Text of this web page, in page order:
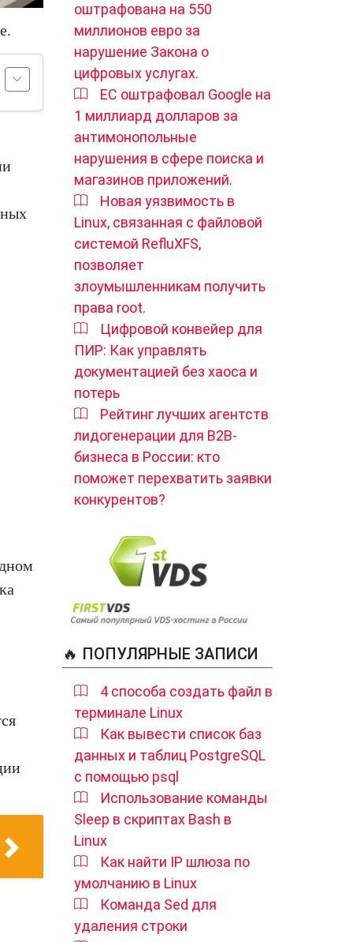
оштрафована на 550
миллионов евро за
нарушение Закона о
цифровых услугах.
ЕС оштрафовал Google на
1 миллиард долларов за
антимонопольные
нарушения в сфере поиска и
магазинов приложений.
Новая уязвимость в
Linux, связанная с файловой
системой RefluXFS,
позволяет
злоумышленникам получить
права root.
Цифровой конвейер для
ПИР: Как управлять
документацией без хаоса и
потерь
Рейтинг лучших агентств
лидогенерации для B2B-
бизнеса в России: кто
поможет перехватить заявки
конкурентов?
🔥 ПОПУЛЯРНЫЕ ЗАПИСИ
4 способа создать файл в
терминале Linux
Как вывести список баз
данных и таблиц PostgreSQL
с помощью psql
Использование команды
Sleep в скриптах Bash в
Linux
Как найти IP шлюза по
умолчанию в Linux
Команда Sed для
удаления строки